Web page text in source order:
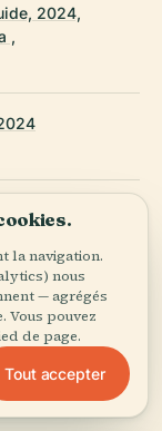
2024,
,
Stagione,
Il Mattarello,
la navigation.
nous
— agrégés
Vous pouvez
de page.
Tout accepter